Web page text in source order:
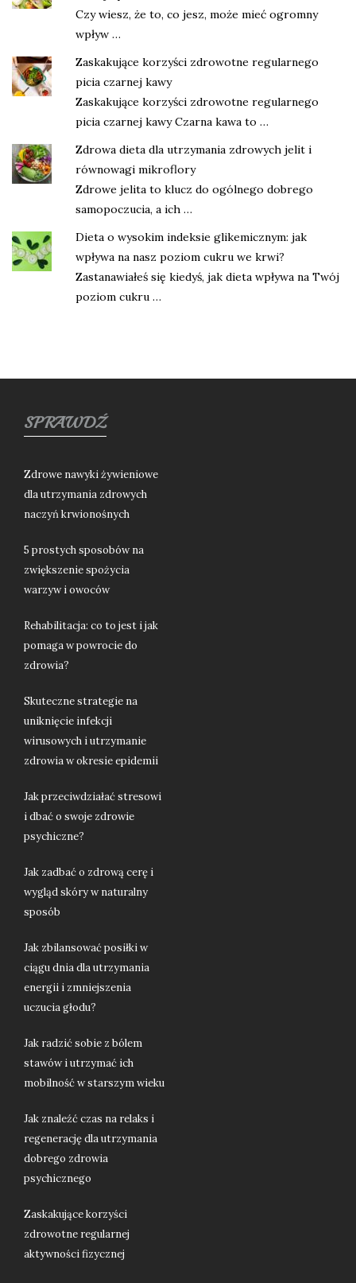
Czy wiesz, że to, co jesz, może mieć ogromny
wpływ …
Zaskakujące korzyści zdrowotne regularnego
picia czarnej kawy
Zaskakujące korzyści zdrowotne regularnego
picia czarnej kawy Czarna kawa to …
Zdrowa dieta dla utrzymania zdrowych jelit i
równowagi mikroflory
Zdrowe jelita to klucz do ogólnego dobrego
samopoczucia, a ich …
Dieta o wysokim indeksie glikemicznym: jak
wpływa na nasz poziom cukru we krwi?
Zastanawiałeś się kiedyś, jak dieta wpływa na Twój
poziom cukru …
SPRAWDŹ
Zdrowe nawyki żywieniowe
dla utrzymania zdrowych
naczyń krwionośnych
5 prostych sposobów na
zwiększenie spożycia
warzyw i owoców
Rehabilitacja: co to jest i jak
pomaga w powrocie do
zdrowia?
Skuteczne strategie na
uniknięcie infekcji
wirusowych i utrzymanie
zdrowia w okresie epidemii
Jak przeciwdziałać stresowi
i dbać o swoje zdrowie
psychiczne?
Jak zadbać o zdrową cerę i
wygląd skóry w naturalny
sposób
Jak zbilansować posiłki w
ciągu dnia dla utrzymania
energii i zmniejszenia
uczucia głodu?
Jak radzić sobie z bólem
stawów i utrzymać ich
mobilność w starszym wieku
Jak znaleźć czas na relaks i
regenerację dla utrzymania
dobrego zdrowia
psychicznego
Zaskakujące korzyści
zdrowotne regularnej
aktywności fizycznej